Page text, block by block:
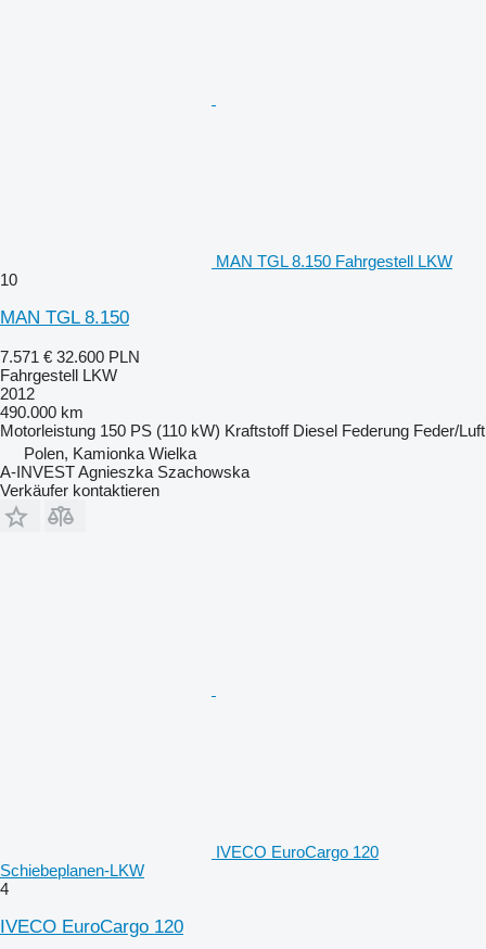
MAN TGL 8.150 Fahrgestell LKW
10
MAN TGL 8.150
7.571 € 32.600 PLN
Fahrgestell LKW
2012
490.000 km
Motorleistung 150 PS (110 kW) Kraftstoff Diesel Federung Feder/Luft
Polen, Kamionka Wielka
A-INVEST Agnieszka Szachowska
Verkäufer kontaktieren
IVECO EuroCargo 120
Schiebeplanen-LKW
4
IVECO EuroCargo 120